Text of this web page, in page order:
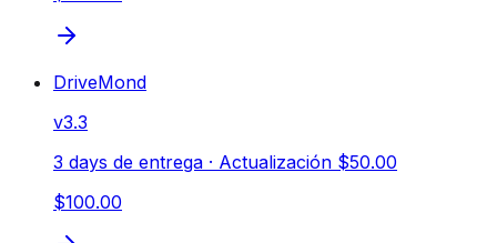
DriveMond
v3.3
3 days de entrega · Actualización $50.00
$100.00